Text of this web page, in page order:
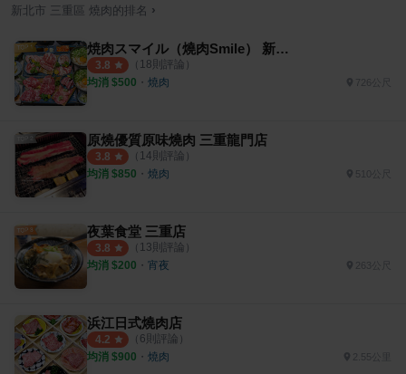
新北市 三重區 燒肉的排名 ›
焼肉スマイル（燒肉Smile） 新北三重店
3.8 （ 18則評論）
均消 $500 ・ 燒肉 726公尺
原燒優質原味燒肉 三重龍門店
3.8 （ 14則評論）
均消 $850 ・ 燒肉 510公尺
夜葉食堂 三重店
3.8 （ 13則評論）
均消 $200 ・ 宵夜 263公尺
浜江日式燒肉店
4.2 （ 6則評論）
均消 $900 ・ 燒肉 2.55公里